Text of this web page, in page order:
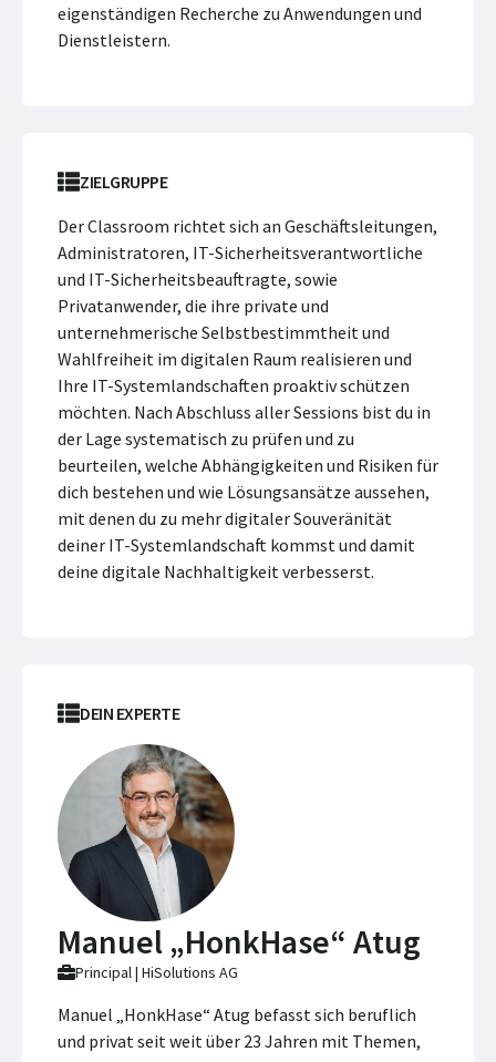
eigenständigen Recherche zu Anwendungen und
Dienstleistern.
ZIELGRUPPE
Der Classroom richtet sich an Geschäftsleitungen,
Administratoren, IT-Sicherheitsverantwortliche
und IT-Sicherheitsbeauftragte, sowie
Privatanwender, die ihre private und
unternehmerische Selbstbestimmtheit und
Wahlfreiheit im digitalen Raum realisieren und
Ihre IT-Systemlandschaften proaktiv schützen
möchten. Nach Abschluss aller Sessions bist du in
der Lage systematisch zu prüfen und zu
beurteilen, welche Abhängigkeiten und Risiken für
dich bestehen und wie Lösungsansätze aussehen,
mit denen du zu mehr digitaler Souveränität
deiner IT-Systemlandschaft kommst und damit
deine digitale Nachhaltigkeit verbesserst.
DEIN EXPERTE
Manuel „HonkHase“ Atug
Principal | HiSolutions AG
Manuel „HonkHase“ Atug befasst sich beruflich
und privat seit weit über 23 Jahren mit Themen,